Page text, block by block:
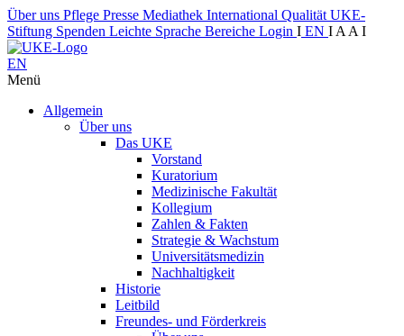
Über uns Pflege Presse Mediathek International Qualität UKE-
Stiftung Spenden Leichte Sprache Bereiche Login I EN I A A I
EN
Menü
Allgemein
Über uns
Das UKE
Vorstand
Kuratorium
Medizinische Fakultät
Kollegium
Zahlen & Fakten
Strategie & Wachstum
Universitätsmedizin
Nachhaltigkeit
Historie
Leitbild
Freundes- und Förderkreis